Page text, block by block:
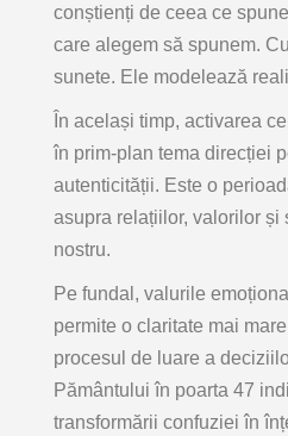
conștienți de ceea ce
care alegem să spunem.
sunete. Ele modelează
În același timp, activarea
în prim-plan tema direcției
autenticității. Este o
asupra relațiilor, valorilor și
nostru.
Pe fundal, valurile
permite o claritate mai
procesul de luare a
Pământului în poarta 47
transformării confuziei în